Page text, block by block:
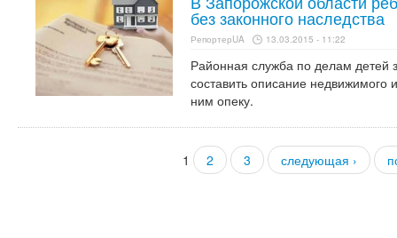
без законного наследства
РепортерUA 13.03.2015 - 11:22
Районная служба по делам детей
составить описание недвижимого
ним опеку.
1 2 3 следующая ›